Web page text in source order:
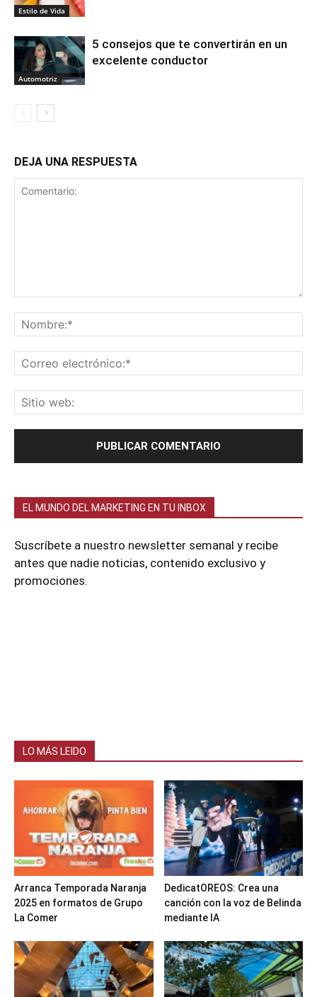
Estilo de Vida
Automotriz
5 consejos que te convertirán en un
excelente conductor
DEJA UNA RESPUESTA
EL MUNDO DEL MARKETING EN TU INBOX
Suscríbete a nuestro newsletter semanal y recibe
antes que nadie noticias, contenido exclusivo y
promociones.
LO MÁS LEIDO
Arranca Temporada Naranja
2025 en formatos de Grupo
La Comer
DedicatOREOS: Crea una
canción con la voz de Belinda
mediante IA